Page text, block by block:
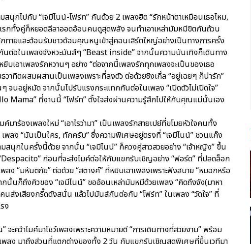
สนุกไปกับ “เจมีไนน์-โฟร์ท” กันด้วย 2 เพลงฮิต “รักหน้าตาเหมือนเธอไหม,
กทั้งคู่ก็หยอดลีลาออดอ้อนคนดูสุดพลัง จนทำเอาเหล่ามัมหมีขิตกันถ้วน
กทายและต้อนรับชาวด้อมคุณหนูเข้าสู่คอนเสิร์ตใหญ่อย่างเป็นทางการครั้ง
นต่อในเพลงจังหวะมันส์ๆ “Beast inside” จากนั้นความบันเทิงก็เดินทาง
บเอาเพลงรักหวานๆ อย่าง “ต่อจากนี้เพลงรักทุกเพลงจะเป็นของเธอ
วาทิตผสมผสานเป็นเพลงเพราะที่ลงตัว ต่อด้วยซิงเกิ้ล “อยู่เฉยๆ ก็น่ารัก”
จนอยู่หมัด จากนั้นไปรับแรงกระแทกกันต่อในเพลง “เปิดตัวไม่เปิดใจ”
Mama” ที่งานนี้ “โฟร์ท” ตั้งใจส่งผ่านความรู้สึกไปให้กับคุณแม่นั้นเอง
ค์มาร้องเพลงใหม่ “เอาไรว่ามา” เป็นเพลงรักสายเปย์ที่ขโมยหัวใจคนทั้ง
พลง “มันเป็นใคร, ทักครับ” ซึ่งความพิเศษอยู่ตรงที่ “เจมีไนน์” ชวนแก๊ง
นุกในครั้งนี้ด้วย จากนั้น “เจมีไนน์” ก็ควงคู่สาวสวยอย่าง “เจ้าหญิง” ขึ้น
ก่อนที่จะส่งไมค์ต่อให้กับแขกรับเชิญอย่าง “ฟอร์ด” ที่ปลดล็อก
ง “มหันตภัย” ต่อด้วย “สตางค์” ที่หยิบเอาเพลงเพราะฟังสบาย “หมอกหรือ
นั้นก็ถึงคิวของ “เจมีไนน์” ขออ้อนเหล่ามัมหมีด้วยเพลง “คิดถึงจัง(มาหา
นส่งเสียงกรี๊ดดังสนั่น แล้วไปมันส์กันต่อกับ “โฟร์ท” ในเพลง “วัดใจ” ที่
ง
ะคว้าไมค์มาโชว์เพลงเพราะความหมายดี “การเดินทางที่สวยงาม” พร้อม
พลง มาถึงส่วนที่แตกต่างของทั้ง 2 วัน กับแขกรับเชิญสุดพิเศษที่ขึ้นเวทีมา